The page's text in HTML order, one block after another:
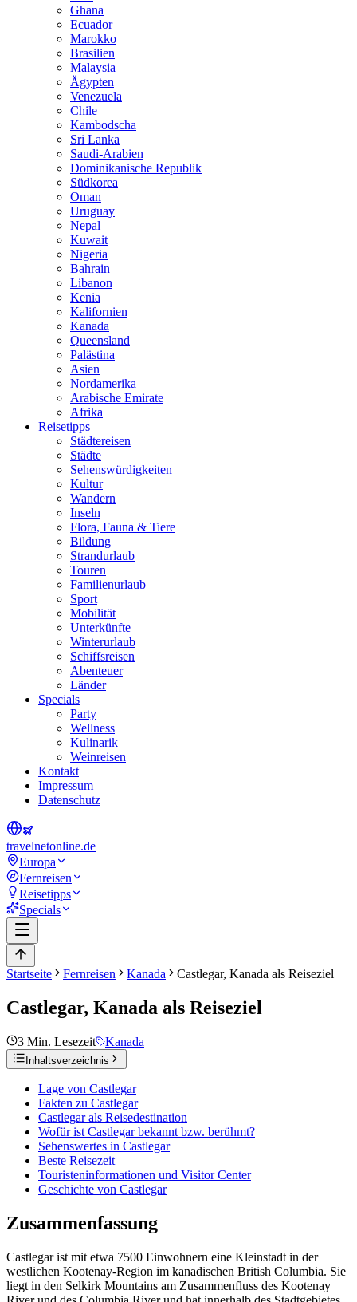
Ghana
Ecuador
Marokko
Brasilien
Malaysia
Ägypten
Venezuela
Chile
Kambodscha
Sri Lanka
Saudi-Arabien
Dominikanische Republik
Südkorea
Oman
Uruguay
Nepal
Kuwait
Nigeria
Bahrain
Libanon
Kenia
Kalifornien
Kanada
Queensland
Palästina
Asien
Nordamerika
Arabische Emirate
Afrika
Reisetipps
Städtereisen
Städte
Sehenswürdigkeiten
Kultur
Wandern
Inseln
Flora, Fauna & Tiere
Bildung
Strandurlaub
Touren
Familienurlaub
Sport
Mobilität
Unterkünfte
Winterurlaub
Schiffsreisen
Abenteuer
Länder
Specials
Party
Wellness
Kulinarik
Weinreisen
Kontakt
Impressum
Datenschutz
travelnetonline.de
Europa
Fernreisen
Reisetipps
Specials
Startseite Fernreisen Kanada Castlegar, Kanada als Reiseziel
Castlegar, Kanada als Reiseziel
3 Min. Lesezeit Kanada
Inhaltsverzeichnis
Lage von Castlegar
Fakten zu Castlegar
Castlegar als Reisedestination
Wofür ist Castlegar bekannt bzw. berühmt?
Sehenswertes in Castlegar
Beste Reisezeit
Touristeninformationen und Visitor Center
Geschichte von Castlegar
Zusammenfassung
Castlegar ist mit etwa 7500 Einwohnern eine Kleinstadt in der
westlichen Kootenay-Region im kanadischen British Columbia. Sie
liegt in den Selkirk Mountains am Zusammenfluss des Kootenay